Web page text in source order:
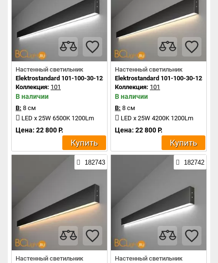
Настенный светильник
Elektrostandard 101-100-30-128 a042935
Коллекция: 101
В наличии
В: 8 см
LED x 25W 6500K 1200Lm
Цена: 22 800 Р.
Купить
Настенный светильник
Elektrostandard 101-100-30-128
Коллекция: 101
В наличии
В: 8 см
LED x 25W 4200K 1200Lm
Цена: 22 800 Р.
Купить
182743
Настенный светильник
182742
Настенный светильник